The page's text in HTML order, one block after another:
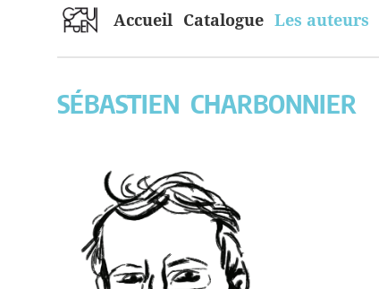
home Accueil Catalogue Les auteurs
SÉBASTIEN CHARBONNIER